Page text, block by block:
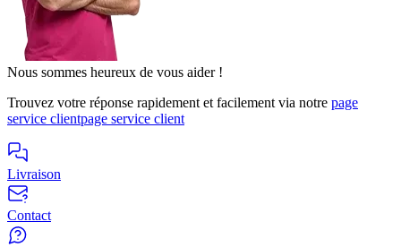
Nous sommes heureux de vous aider !
Trouvez votre réponse rapidement et facilement via notre page
service clientpage service client
Livraison
Contact